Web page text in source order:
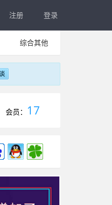
注册 登录
综合其他
会员： 17